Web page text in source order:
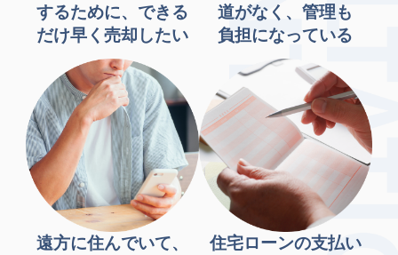
するために、できる
だけ早く売却したい
道がなく、管理も
負担になっている
遠方に住んでいて、
住宅ローンの支払い